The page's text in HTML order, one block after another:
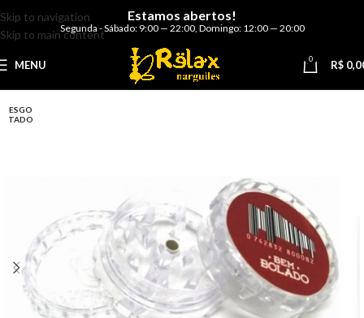
Skip to navigation
Skip to main content
Estamos abertos!
Segunda - Sábado: 9:00 — 22:00, Domingo: 12:00 — 20:00
MENU 0 R$
ESGO
TADO